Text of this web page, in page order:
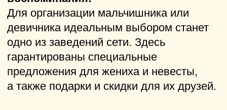
Скидка 10%на проведение
девичника + фруктовая тарелка
или сет настоек
Подробности об акциях на сайте
1st Gallery...